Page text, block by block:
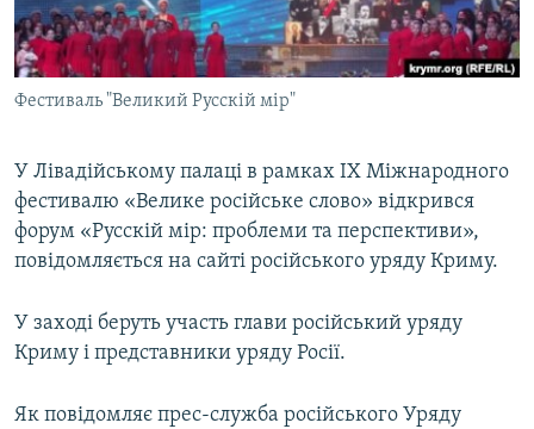
ВІДЕОУРОКИ «ELIFBE»
СВІДЧЕННЯ ОКУПАЦІЇ
УКРАЇНСЬКА ПРОБЛЕМА КРИМУ
Русский
Qırımtatar
Усі сайти RFE/RL
Фестиваль "Великий Русскій мір"
У Лівадійському палаці в рамках IX Міжнародного
фестивалю «Велике російське слово» відкрився
форум «Русскій мір: проблеми та перспективи»,
повідомляється на сайті російського уряду Криму.
У заході беруть участь глави російський уряду
Криму і представники уряду Росії.
Як повідомляє прес-служба російського Уряду